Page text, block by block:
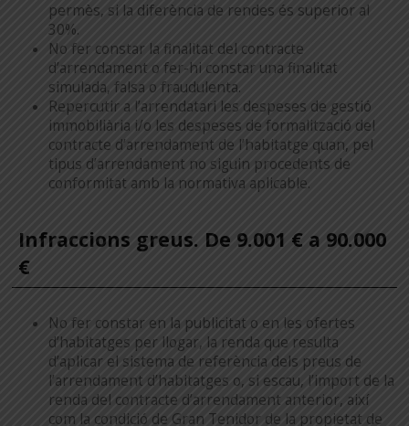
permès, si la diferència de rendes és superior al
30%.
No fer constar la finalitat del contracte
d’arrendament o fer-hi constar una finalitat
simulada, falsa o fraudulenta.
Repercutir a l’arrendatari les despeses de gestió
immobiliària i/o les despeses de formalització del
contracte d’arrendament de l’habitatge quan, pel
tipus d’arrendament no siguin procedents de
conformitat amb la normativa aplicable.
Infraccions greus. De 9.001 € a 90.000
€
No fer constar en la publicitat o en les ofertes
d’habitatges per llogar, la renda que resulta
d’aplicar el sistema de referència dels preus de
l’arrendament d’habitatges o, si escau, l’import de la
renda del contracte d’arrendament anterior, així
com la condició de Gran Tenidor de la propietat de